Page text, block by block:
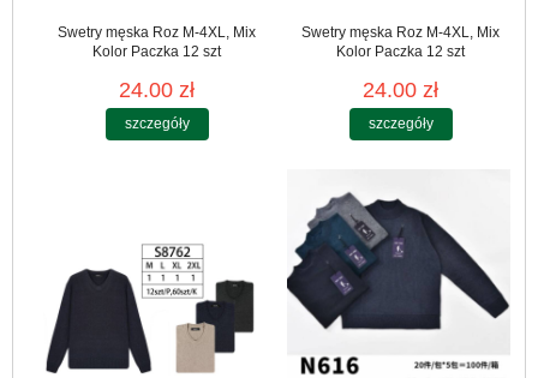
Swetry męska Roz M-4XL, Mix
Kolor Paczka 12 szt
24.00 zł
szczegóły
Swetry męska Roz M-4XL, Mix
Kolor Paczka 12 szt
24.00 zł
szczegóły